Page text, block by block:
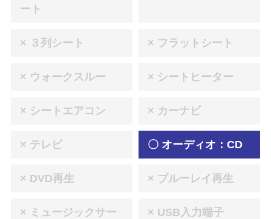
ート
× ３列シート × フラットシート
× ウォークスルー × シートヒーター
× シートエアコン × カーナビ
× テレビ 〇 オーディオ：CD
× DVD再生 × ブルーレイ再生
× ミュージックサー
× USB入力端子